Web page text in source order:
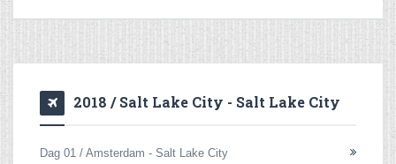
2018 / Salt Lake City - Salt Lake City
Dag 01 / Amsterdam - Salt Lake City